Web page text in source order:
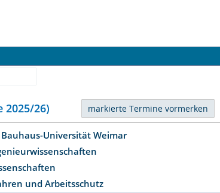
2025/26)
Universität Weimar
und Arbeitsschutz